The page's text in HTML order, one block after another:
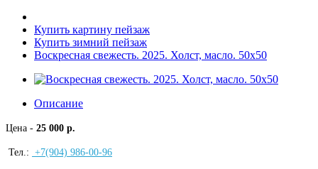
Купить картину пейзаж
Купить зимний пейзаж
Воскресная свежесть. 2025. Холст, масло. 50х50
Описание
Цена - 25 000 р.
Тел.: +7(904) 986-00-96